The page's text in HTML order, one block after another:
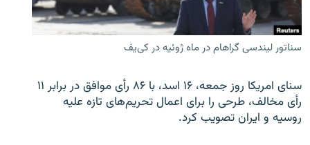
سناتور لیندسی گراهام در ماه ژوئیه در کی‌یف
سنای امریکا روز جمعه، ۱۶ اسد، با ۸۶ رأی موافق در برابر ۱۱
رأی مخالف، طرحی را برای اعمال تحریم‌های تازه علیه
روسیه و ایران تصویب کرد.